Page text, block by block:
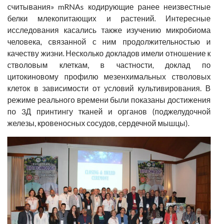
считывания» mRNAs кодирующие ранее неизвестные
белки млекопитающих и растений. Интересные
исследования касались также изучению микробиома
человека, связанной с ним продолжительностью и
качеству жизни. Несколько докладов имели отношение к
стволовым клеткам, в частности, доклад по
цитокиновому профилю мезенхимальных стволовых
клеток в зависимости от условий культивирования. В
режиме реального времени были показаны достижения
по 3Д принтингу тканей и органов (поджелудочной
железы, кровеносных сосудов, сердечной мышцы).